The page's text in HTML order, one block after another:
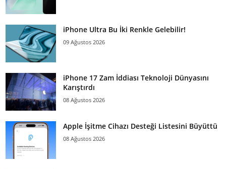
iPhone Ultra Bu İki Renkle Gelebilir!
09 Ağustos 2026
iPhone 17 Zam İddiası Teknoloji Dünyasını
Karıştırdı
08 Ağustos 2026
Apple İşitme Cihazı Desteği Listesini Büyüttü
08 Ağustos 2026